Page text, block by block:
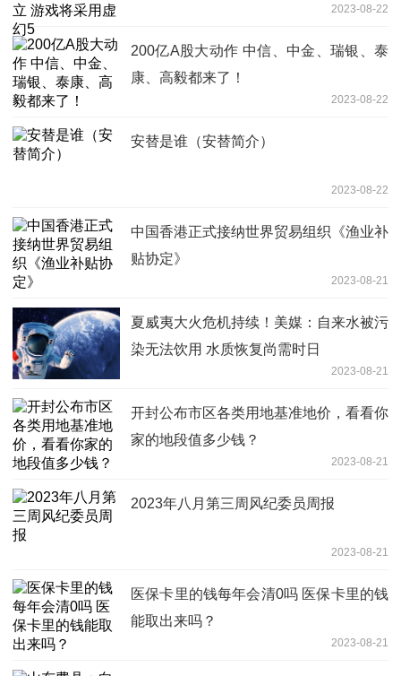
2023-08-22
200亿A股大动作 中信、中金、瑞银、泰
康、高毅都来了！
2023-08-22
安替是谁（安替简介）
2023-08-22
中国香港正式接纳世界贸易组织《渔业补
贴协定》
2023-08-21
夏威夷大火危机持续！美媒：自来水被污
染无法饮用 水质恢复尚需时日
2023-08-21
开封公布市区各类用地基准地价，看看你
家的地段值多少钱？
2023-08-21
2023年八月第三周风纪委员周报
2023-08-21
医保卡里的钱每年会清0吗 医保卡里的钱
能取出来吗？
2023-08-21